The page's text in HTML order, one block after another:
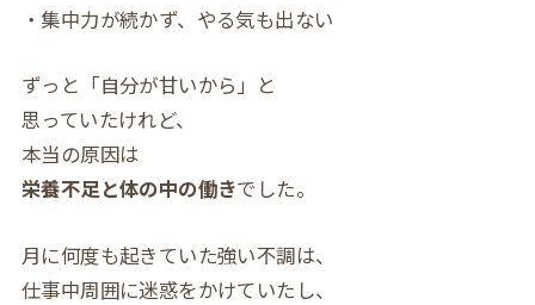
・集中力が続かず、やる気も出ない
ずっと「自分が甘いから」と
思っていたけれど、
本当の原因は
栄養不足と体の中の働きでした。
月に何度も起きていた強い不調は、
仕事中周囲に迷惑をかけていたし、